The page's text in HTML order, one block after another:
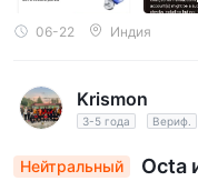
06-22 Индия
Krismon
3-5 года Вериф.
Нейтральный Octa